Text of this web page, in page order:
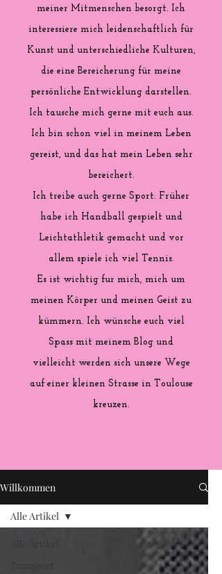
meiner Mitmenschen besorgt. Ich
interessiere mich leidenschaftlich für
Kunst und unterschiedliche Kulturen,
die eine Bereicherung für meine
persönliche Entwicklung darstellen.
Ich tausche mich gerne mit euch aus.
Ich bin schon viel in meinem Leben
gereist, und das hat mein Leben sehr
bereichert.
Ich treibe auch gerne Sport. Früher
habe ich Handball gespielt und
Leichtathletik gemacht und vor
allem spiele ich viel Tennis.
Es ist wichtig fur mich, mich um
meinen Körper und meinen Geist zu
kümmern. Ich wünsche euch viel
Spass mit meinem Blog und
vielleicht werden sich unsere Wege
auf einer kleinen Strasse in Toulouse
kreuzen.
Willkommen
Transport
Alle Artikel